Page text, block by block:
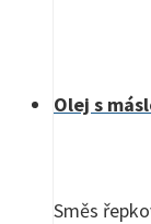
Olej s
Směs